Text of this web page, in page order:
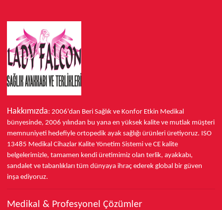
Hakkımızda: 2006'dan Beri Sağlık ve Konfor Etkin Medikal
bünyesinde, 2006 yılından bu yana en yüksek kalite ve mutlak müşteri
memnuniyeti hedefiyle ortopedik ayak sağlığı ürünleri üretiyoruz. ISO
13485 Medikal Cihazlar Kalite Yönetim Sistemi ve CE kalite
belgelerimizle, tamamen kendi üretimimiz olan terlik, ayakkabı,
sandalet ve tabanlıkları tüm dünyaya ihraç ederek global bir güven
inşa ediyoruz.
Medikal & Profesyonel Çözümler